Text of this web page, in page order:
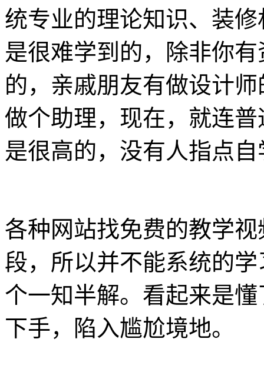
统专业的理论知识、装
是很难学到的，除非你
的，亲戚朋友有做设计
做个助理，现在，就连
是很高的，没有人指点
各种网站找免费的教学
段，所以并不能系统的
个一知半解。看起来是
下手，陷入尴尬境地。